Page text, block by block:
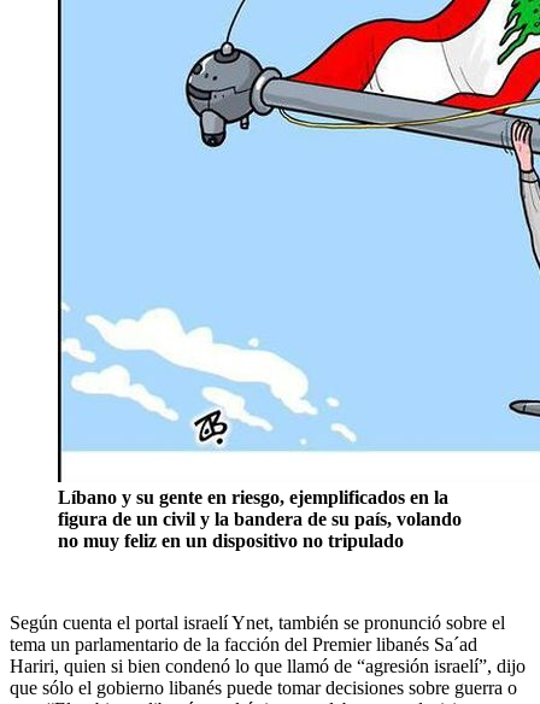
Líbano y su gente en riesgo, ejemplificados en la
figura de un civil y la bandera de su país, volando
no muy feliz en un dispositivo no tripulado
Según cuenta el portal israelí Ynet, también se pronunció sobre el
tema un parlamentario de la facción del Premier libanés Sa´ad
Hariri, quien si bien condenó lo que llamó de “agresión israelí”, dijo
que sólo el gobierno libanés puede tomar decisiones sobre guerra o